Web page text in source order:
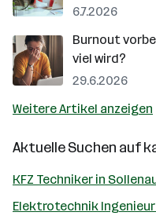
6.7.2026
Burnout
viel wird?
29.6.2026
Weitere Artikel anzeigen
Aktuelle Suchen auf
KFZ Techniker in
Elektrotechnik